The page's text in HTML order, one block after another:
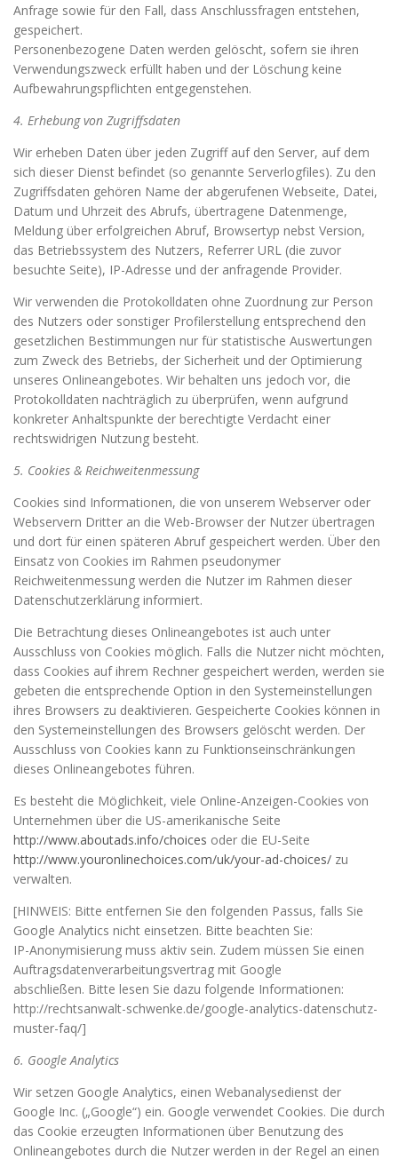
Anfrage sowie für den Fall, dass Anschlussfragen entstehen,
gespeichert.
Personenbezogene Daten werden gelöscht, sofern sie ihren
Verwendungszweck erfüllt haben und der Löschung keine
Aufbewahrungspflichten entgegenstehen.
4. Erhebung von Zugriffsdaten
Wir erheben Daten über jeden Zugriff auf den Server, auf dem
sich dieser Dienst befindet (so genannte Serverlogfiles). Zu den
Zugriffsdaten gehören Name der abgerufenen Webseite, Datei,
Datum und Uhrzeit des Abrufs, übertragene Datenmenge,
Meldung über erfolgreichen Abruf, Browsertyp nebst Version,
das Betriebssystem des Nutzers, Referrer URL (die zuvor
besuchte Seite), IP-Adresse und der anfragende Provider.
Wir verwenden die Protokolldaten ohne Zuordnung zur Person
des Nutzers oder sonstiger Profilerstellung entsprechend den
gesetzlichen Bestimmungen nur für statistische Auswertungen
zum Zweck des Betriebs, der Sicherheit und der Optimierung
unseres Onlineangebotes. Wir behalten uns jedoch vor, die
Protokolldaten nachträglich zu überprüfen, wenn aufgrund
konkreter Anhaltspunkte der berechtigte Verdacht einer
rechtswidrigen Nutzung besteht.
5. Cookies & Reichweitenmessung
Cookies sind Informationen, die von unserem Webserver oder
Webservern Dritter an die Web-Browser der Nutzer übertragen
und dort für einen späteren Abruf gespeichert werden. Über den
Einsatz von Cookies im Rahmen pseudonymer
Reichweitenmessung werden die Nutzer im Rahmen dieser
Datenschutzerklärung informiert.
Die Betrachtung dieses Onlineangebotes ist auch unter
Ausschluss von Cookies möglich. Falls die Nutzer nicht möchten,
dass Cookies auf ihrem Rechner gespeichert werden, werden sie
gebeten die entsprechende Option in den Systemeinstellungen
ihres Browsers zu deaktivieren. Gespeicherte Cookies können in
den Systemeinstellungen des Browsers gelöscht werden. Der
Ausschluss von Cookies kann zu Funktionseinschränkungen
dieses Onlineangebotes führen.
Es besteht die Möglichkeit, viele Online-Anzeigen-Cookies von
Unternehmen über die US-amerikanische Seite
http://www.aboutads.info/choices oder die EU-Seite
http://www.youronlinechoices.com/uk/your-ad-choices/ zu
verwalten.
[HINWEIS: Bitte entfernen Sie den folgenden Passus, falls Sie
Google Analytics nicht einsetzen. Bitte beachten Sie:
IP-Anonymisierung muss aktiv sein. Zudem müssen Sie einen
Auftragsdatenverarbeitungsvertrag mit Google
abschließen. Bitte lesen Sie dazu folgende Informationen:
http://rechtsanwalt-schwenke.de/google-analytics-datenschutz-
muster-faq/]
6. Google Analytics
Wir setzen Google Analytics, einen Webanalysedienst der
Google Inc. („Google“) ein. Google verwendet Cookies. Die durch
das Cookie erzeugten Informationen über Benutzung des
Onlineangebotes durch die Nutzer werden in der Regel an einen